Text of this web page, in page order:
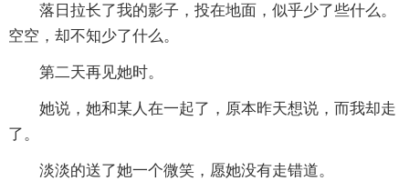
落日拉长了我的影子，投在地面，似乎少了些什么。
空空，却不知少了什么。
第二天再见她时。
她说，她和某人在一起了，原本昨天想说，而我却走
了。
淡淡的送了她一个微笑，愿她没有走错道。